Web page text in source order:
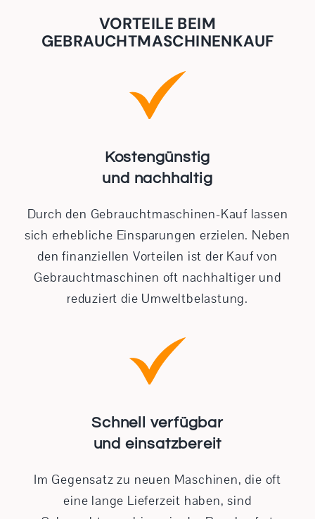
VORTEILE BEIM
GEBRAUCHTMASCHINEN­KAUF
Kostengünstig
und nachhaltig
Durch den Gebrauchtmaschinen-Kauf lassen
sich erhebliche Einsparungen erzielen. Neben
den finanziellen Vorteilen ist der Kauf von
Gebrauchtmaschinen oft nachhaltiger und
reduziert die Umweltbelastung.
Schnell verfügbar
und einsatzbereit
Im Gegensatz zu neuen Maschinen, die oft
eine lange Lieferzeit haben, sind